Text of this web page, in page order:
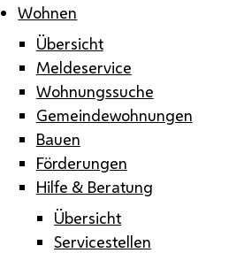
Wohnen
Übersicht
Meldeservice
Wohnungssuche
Gemeindewohnungen
Bauen
Förderungen
Hilfe & Beratung
Übersicht
Servicestellen